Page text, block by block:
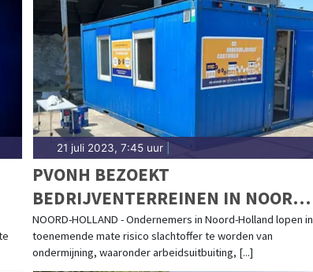
21 juli 2023, 7:45 uur|
PVONH BEZOEKT
BEDRIJVENTERREINEN IN NOORD-
HOLLAND OM ONDERNEMERS TE
HELPEN CRIMINALITEIT AAN TE
NOORD-HOLLAND - Ondernemers in Noord-Holland lopen in
toenemende mate risico slachtoffer te worden van
ondermijning, waaronder arbeidsuitbuiting, [...]